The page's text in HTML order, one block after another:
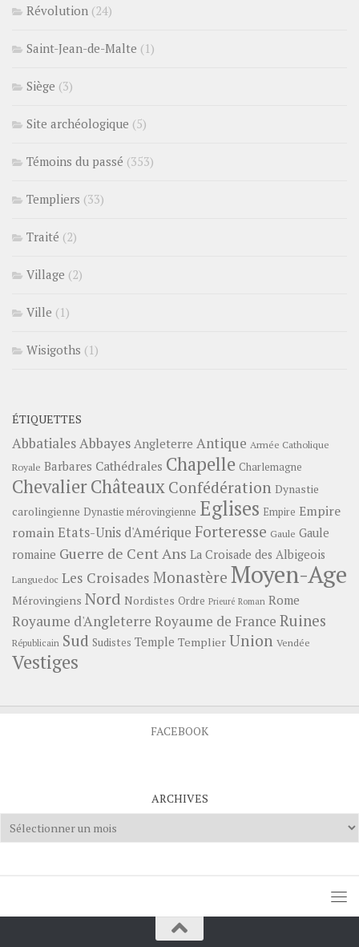
Révolution (24)
Saint-Jean-de-Malte (1)
Siège (3)
Site archéologique (5)
Témoins du passé (353)
Templiers (33)
Traité (2)
Village (2)
Ville (1)
Wisigoths (1)
ÉTIQUETTES
Abbatiales Abbayes Angleterre Antique Armée Catholique
Royale Barbares Cathédrales Chapelle Charlemagne
ChevalierChâteauxConfédération Dynastie
carolingienne Dynastie mérovingienne Eglises Empire Empire
romainEtats-Unis d'Amérique Forteresse Gaule Gaule
romaine Guerre de Cent Ans La Croisade des Albigeois
Languedoc Les Croisades Monastère Moyen-Age
Mérovingiens Nord Nordistes Ordre Prieuré Roman Rome
Royaume d'Angleterre Royaume de France Ruines
Républicain Sud Sudistes Temple Templier Union Vendée
Vestiges
FACEBOOK
ARCHIVES
Archives